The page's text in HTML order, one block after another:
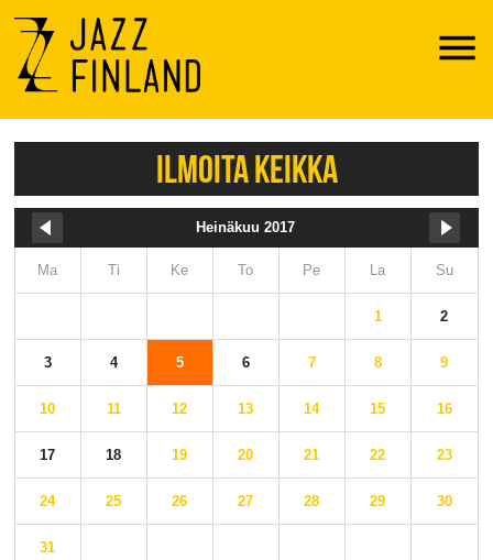
Menu
ILMOITA KEIKKA
Heinäkuu 2017
Ma Ti Ke To Pe La Su
1 2
3 4 5 6 7 8 9
10 11 12 13 14 15 16
17 18 19 20 21 22 23
24 25 26 27 28 29 30
31